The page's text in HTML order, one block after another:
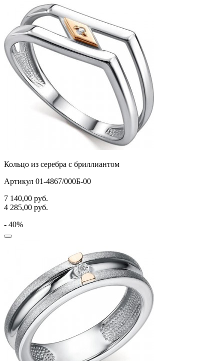
сердце
слова
слоны
собаки
спичка
стрекозы и мотыльки
цветы
человечки
череп и кости
черепаха
Кольцо из серебра с бриллиантом
Артикул 01-4867/000Б-00
7 140,00 руб.
4 285,00 руб.
- 40%